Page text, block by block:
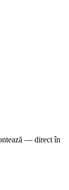
— direct în